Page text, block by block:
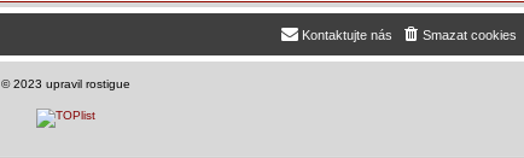
Smazat cookies
Kontaktujte nás
©2023 upravil rostigue